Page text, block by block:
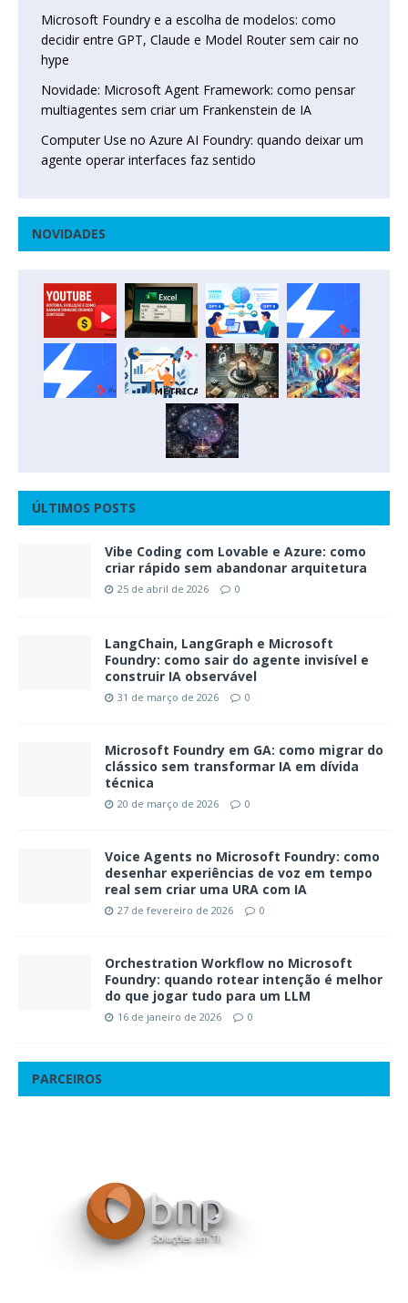
Microsoft Foundry e a escolha de modelos: como
decidir entre GPT, Claude e Model Router sem cair no
hype
Novidade: Microsoft Agent Framework: como pensar
multiagentes sem criar um Frankenstein de IA
Computer Use no Azure AI Foundry: quando deixar um
agente operar interfaces faz sentido
NOVIDADES
ÚLTIMOS POSTS
Vibe Coding com Lovable e Azure: como
criar rápido sem abandonar arquitetura
25 de abril de 2026 0
LangChain, LangGraph e Microsoft
Foundry: como sair do agente invisível e
construir IA observável
31 de março de 2026 0
Microsoft Foundry em GA: como migrar do
clássico sem transformar IA em dívida
técnica
20 de março de 2026 0
Voice Agents no Microsoft Foundry: como
desenhar experiências de voz em tempo
real sem criar uma URA com IA
27 de fevereiro de 2026 0
Orchestration Workflow no Microsoft
Foundry: quando rotear intenção é melhor
do que jogar tudo para um LLM
16 de janeiro de 2026 0
PARCEIROS